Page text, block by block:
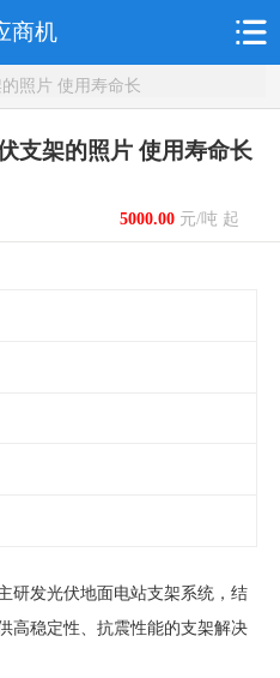
商机
照片 使用寿命长
支架的照片 使用寿命长
5000.00元/吨 起
研发光伏地面电站支架系统，结
高稳定性、抗震性能的支架解决